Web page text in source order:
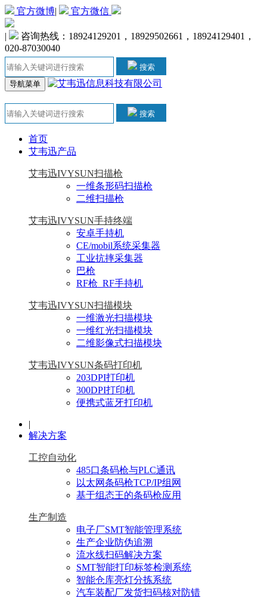
官方微博| 官方微信
|
咨询热线：18924129201，18929502661，18924129401，
020-87030040
搜索
导航菜单
搜索
首页
艾韦迅产品
艾韦迅IVYSUN扫描枪
一维条形码扫描枪
二维扫描枪
艾韦迅IVYSUN手持终端
安卓手持机
CE/mobil系统采集器
工业抗摔采集器
巴枪
RF枪_RF手持机
艾韦迅IVYSUN扫描模块
一维激光扫描模块
一维红光扫描模块
二维影像式扫描模块
艾韦迅IVYSUN条码打印机
203DPI打印机
300DPI打印机
便携式蓝牙打印机
|
解决方案
工控自动化
485口条码枪与PLC通讯
以太网条码枪TCP/IP组网
基于组态王的条码枪应用
生产制造
电子厂SMT智能管理系统
生产企业防伪追溯
流水线扫码解决方案
SMT智能打印标签检测系统
智能仓库亮灯分拣系统
汽车装配厂发货扫码核对防错